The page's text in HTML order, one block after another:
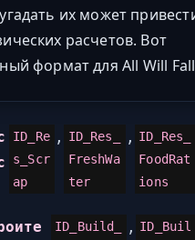
их может
расчетов. Вот
формат для All Will
ID_Re
s_Scr
ap
,
ID_Res_
FreshWa
ter
, ID_Res_
FoodRat
ions
ID_Build_
, ID_Buil